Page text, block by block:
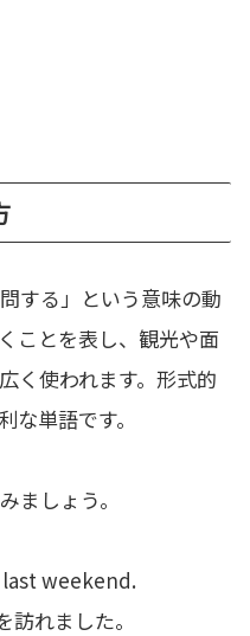
する」という意味の動
ことを表し、観光や面
く使われます。形式的
な単語です。
ましょう。
weekend.
れました。